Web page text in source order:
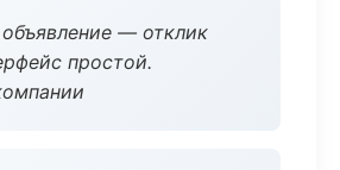
— отклик
простой.